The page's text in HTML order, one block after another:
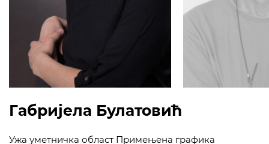
Габријела Булатовић
Ужа уметничка област Примењена графика